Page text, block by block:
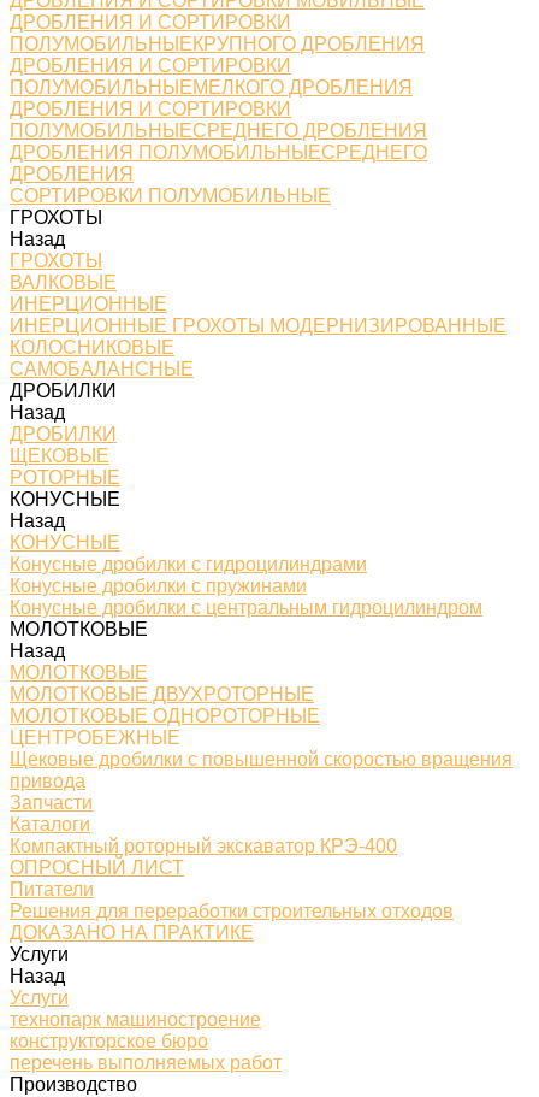
ДРОБЛЕНИЯ И СОРТИРОВКИ
ПОЛУМОБИЛЬНЫЕКРУПНОГО ДРОБЛЕНИЯ
ДРОБЛЕНИЯ И СОРТИРОВКИ
ПОЛУМОБИЛЬНЫЕМЕЛКОГО ДРОБЛЕНИЯ
ДРОБЛЕНИЯ И СОРТИРОВКИ
ПОЛУМОБИЛЬНЫЕСРЕДНЕГО ДРОБЛЕНИЯ
ДРОБЛЕНИЯ ПОЛУМОБИЛЬНЫЕСРЕДНЕГО
ДРОБЛЕНИЯ
СОРТИРОВКИ ПОЛУМОБИЛЬНЫЕ
ГРОХОТЫ
Назад
ГРОХОТЫ
ВАЛКОВЫЕ
ИНЕРЦИОННЫЕ
ИНЕРЦИОННЫЕ ГРОХОТЫ МОДЕРНИЗИРОВАННЫЕ
КОЛОСНИКОВЫЕ
САМОБАЛАНСНЫЕ
ДРОБИЛКИ
Назад
ДРОБИЛКИ
ЩЕКОВЫЕ
РОТОРНЫЕ
КОНУСНЫЕ
Назад
КОНУСНЫЕ
Конусные дробилки с гидроцилиндрами
Конусные дробилки с пружинами
Конусные дробилки с центральным гидроцилиндром
МОЛОТКОВЫЕ
Назад
МОЛОТКОВЫЕ
МОЛОТКОВЫЕ ДВУХРОТОРНЫЕ
МОЛОТКОВЫЕ ОДНОРОТОРНЫЕ
ЦЕНТРОБЕЖНЫЕ
Щековые дробилки с повышенной скоростью вращения
привода
Запчасти
Каталоги
Компактный роторный экскаватор КРЭ-400
ОПРОСНЫЙ ЛИСТ
Питатели
Решения для переработки строительных отходов
ДОКАЗАНО НА ПРАКТИКЕ
Услуги
Назад
Услуги
технопарк машиностроение
конструкторское бюро
перечень выполняемых работ
Производство